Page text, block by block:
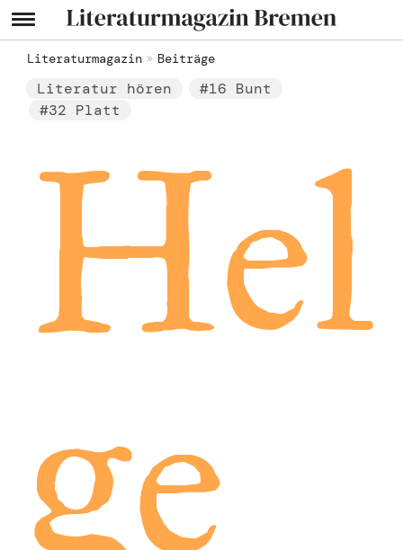
Literaturmagazin Beiträge
Literatur hören
#16 Bunt
#32 Platt
Hel
ge